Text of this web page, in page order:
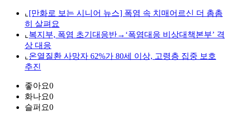
⌞ [만화로 보는 시니어 뉴스] 폭염 속 치매어르신 더 촘촘
히 살펴요
⌞ 복지부, 폭염 초기대응반→‘폭염대응 비상대책본부’ 격
상 대응
⌞ 온열질환 사망자 62%가 80세 이상, 고령층 집중 보호
추진
좋아요0
화나요0
슬퍼요0